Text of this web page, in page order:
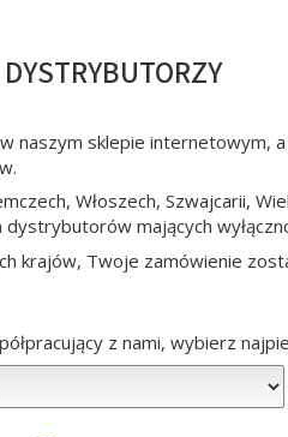
naszym sklepie internetowym,
Włoszech, Szwajcarii,
mających
krajów, Twoje zamówienie
z nami, wybierz